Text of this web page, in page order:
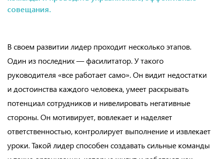
совещания.
В своем развитии лидер проходит несколько этапов.
Один из последних — фасилитатор. У такого
руководителя «все работает само». Он видит недостатки
и достоинства каждого человека, умеет раскрывать
потенциал сотрудников и нивелировать негативные
стороны. Он мотивирует, вовлекает и наделяет
ответственностью, контролирует выполнение и извлекает
уроки. Такой лидер способен создавать сильные команды